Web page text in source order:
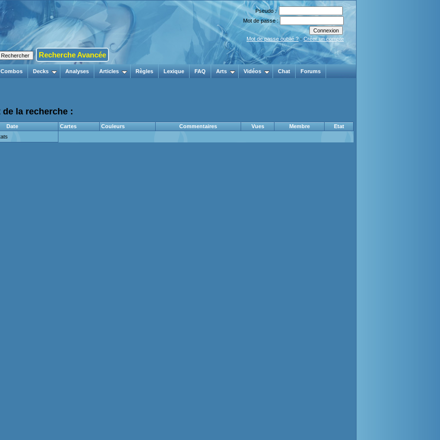
Pseudo :
Mot de passe :
Mot de passe oublié ? - Créer un compte
Recherche Avancée
Combos Decks Analyses Articles Règles Lexique FAQ Arts Vidéos Chat Forums
de la recherche :
Date Cartes Couleurs Commentaires Vues Membre
Etat